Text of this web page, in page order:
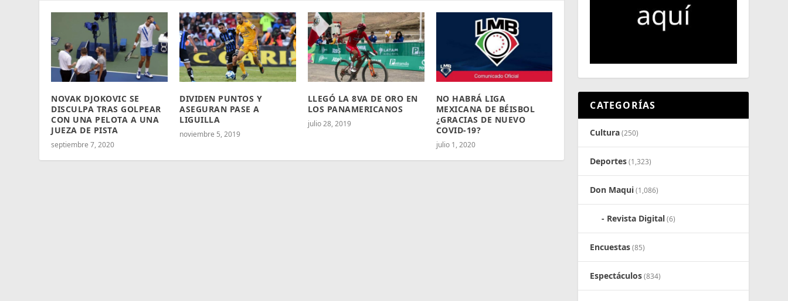
NOVAK DJOKOVIC SE
DISCULPA TRAS GOLPEAR
CON UNA PELOTA A UNA
JUEZA DE PISTA
septiembre 7, 2020
DIVIDEN PUNTOS Y
ASEGURAN PASE A
LIGUILLA
noviembre 5, 2019
LLEGÓ LA 8VA DE ORO EN
LOS PANAMERICANOS
julio 28, 2019
NO HABRÁ LIGA
MEXICANA DE BÉISBOL
¿GRACIAS DE NUEVO
COVID-19?
julio 1, 2020
CATEGORÍAS
Cultura(250)
Deportes(1,323)
Don Maqui(1,086)
Revista Digital(6)
Encuestas(85)
Espectáculos(834)